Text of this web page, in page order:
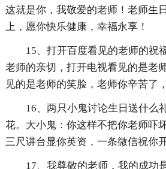
这就是你，我敬爱的老师！老师生
上，愿你快乐健康，幸福永享！
15、打开百度看见的老师的祝
老师的亲切，打开电视看见的是老
见的是老师的笑脸，老师你辛苦了
16、两只小鬼讨论生日送什么
花。大小鬼：你这样不把你老师吓
三尺讲台显你英资，一条微信祝你
17、我尊敬的老师，我的成功